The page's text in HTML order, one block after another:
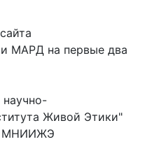
МАРД на первые два
Живой Этики"
МНИИЖЭ